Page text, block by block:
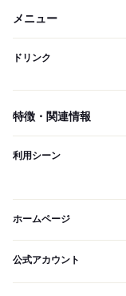
メニュー
ドリンク
特徴・関連情報
利用シーン
ホームページ
公式アカウント